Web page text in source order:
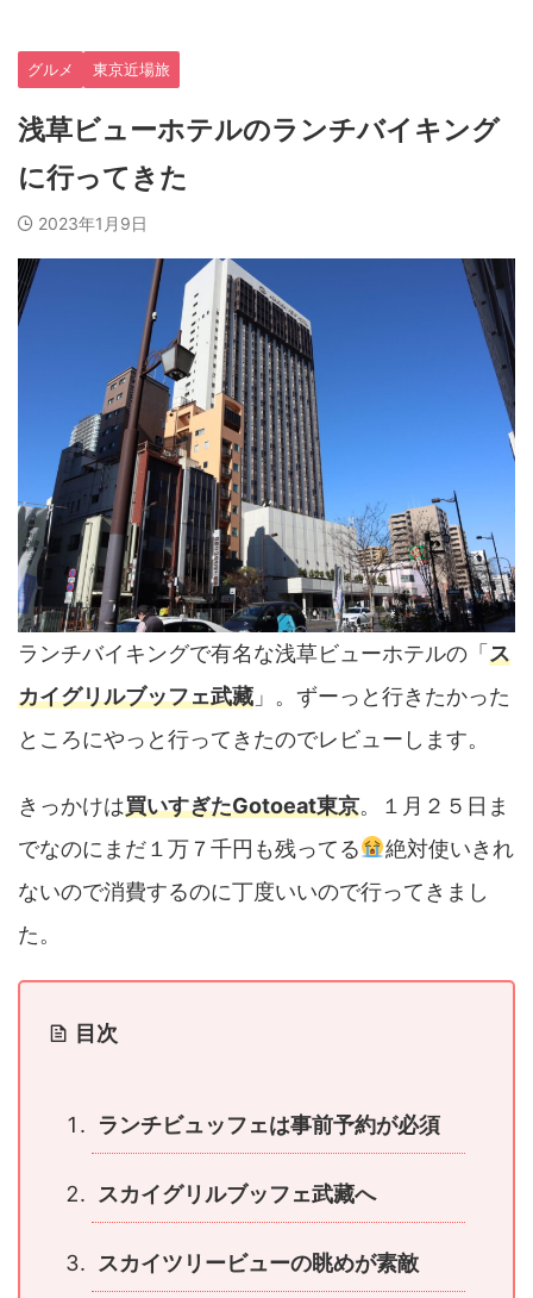
グルメ 東京近場旅
浅草ビューホテルのランチバイキング
に行ってきた
2023年1月9日
ランチバイキングで有名な浅草ビューホテルの「ス
カイグリルブッフェ武藏 」。ずーっと行きたかった
ところにやっと行ってきたのでレビューします。
きっかけは買いすぎたGotoeat東京。１月２５日ま
でなのにまだ１万７千円も残ってる
絶対使いきれ
ないので消費するのに丁度いいので行ってきまし
た。
目次
ランチビュッフェは事前予約が必須
スカイグリルブッフェ武藏へ
スカイツリービューの眺めが素敵